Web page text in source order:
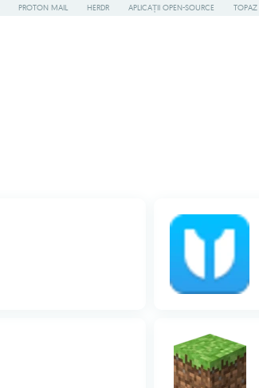
PROTON MAIL HERDR APLICAȚII OPEN-SOURCE TOPAZ